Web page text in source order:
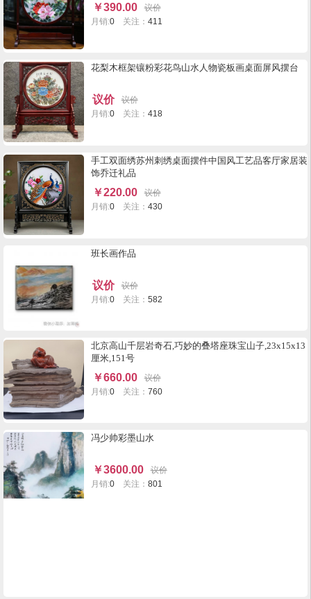
￥390.00
议价
月销:0关注： 411
花梨木框架镶粉彩花鸟山水人物瓷板画桌面屏风摆台
议价
议价
月销:0关注： 418
手工双面绣苏州刺绣桌面摆件中国风工艺品客厅家居装
饰乔迁礼品
￥220.00
议价
月销:0关注： 430
班长画作品
议价
议价
月销:0关注： 582
北京高山千层岩奇石,巧妙的叠塔座珠宝山子,23x15x13
厘米,151号
￥660.00
议价
月销:0关注： 760
冯少帅彩墨山水
￥3600.00
议价
月销:0关注： 801